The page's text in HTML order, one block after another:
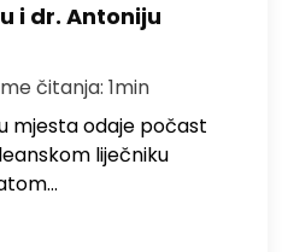
i dr. Antoniju
čitanja: 1min
mjesta odaje počast
liječniku